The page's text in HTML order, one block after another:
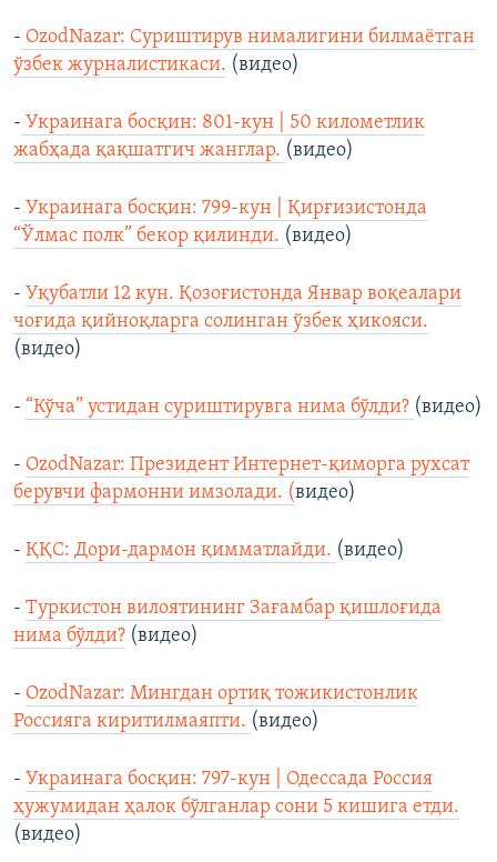
- OzodNazar: Суриштирув нималигини билмаётган
ўзбек журналистикаси. (видео)
- Украинага босқин: 801-кун | 50 километлик
жабҳада қақшатгич жанглар. (видео)
- Украинага босқин: 799-кун | Қирғизистонда
“Ўлмас полк” бекор қилинди. (видео)
- Уқубатли 12 кун. Қозоғистонда Январ воқеалари
чоғида қийноқларга солинган ўзбек ҳикояси.
(видео)
- “Кўча” устидан суриштирувга нима бўлди? (видео)
- OzodNazar: Президент Интернет-қиморга рухсат
берувчи фармонни имзолади. (видео)
- ҚҚС: Дори-дармон қимматлайди. (видео)
- Туркистон вилоятининг Зағамбар қишлоғида
нима бўлди? (видео)
- OzodNazar: Мингдан ортиқ тожикистонлик
Россияга киритилмаяпти. (видео)
- Украинага босқин: 797-кун | Одессада Россия
ҳужумидан ҳалок бўлганлар сони 5 кишига етди.
(видео)